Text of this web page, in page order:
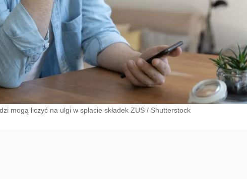
mogą liczyć na ulgi w spłacie składek ZUS / Shutterstock